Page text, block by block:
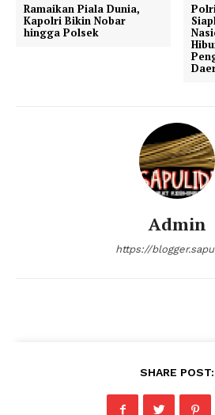
Company
Klinik Gigi terbaik
Ramaikan Piala Dunia,
Kapolri Bikin Nobar
hingga Polsek
Admin
https://
SHARE POST: